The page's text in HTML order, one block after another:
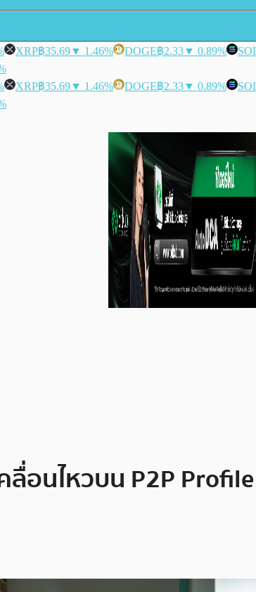
XRP฿35.69▼ 1.46% DOGE฿2.33▼ 0.89%
XRP฿35.69▼ 1.46% DOGE฿2.33▼ 0.89%
ลื่อนไหวบน P2P